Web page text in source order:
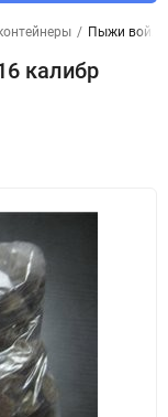
/ Пыжи
калибр